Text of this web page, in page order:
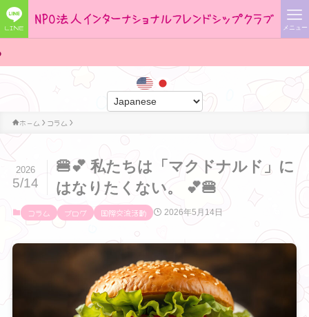
LINE メニュー
ホーム コラム
🍔💕 私たちは「マクドナルド」に
はなりたくない。 💕🍔
2026
5/14
コラム ブログ 国際交流活動 2026年5月14日